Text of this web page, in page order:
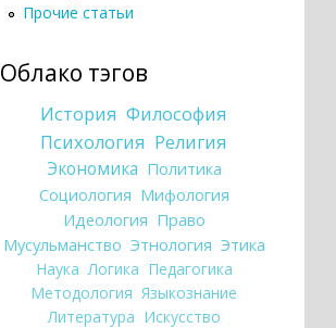
Прочие статьи
Облако тэгов
История Философия
Психология Религия
Экономика Политика
Социология Мифология
Идеология Право
Мусульманство Этнология Этика
Наука Логика Педагогика
Методология Языкознание
Литература Искусство